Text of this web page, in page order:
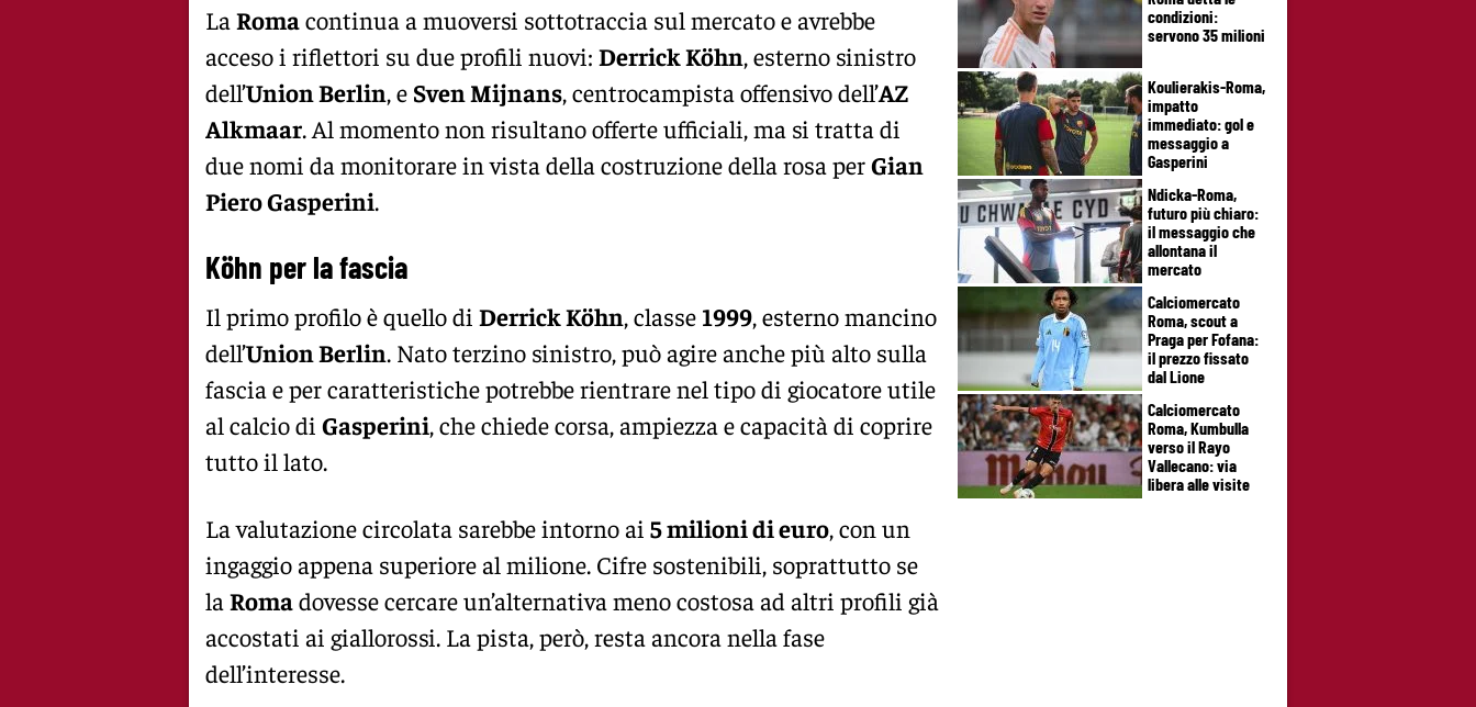
La Romacontinua a muoversi sottotraccia sul mercato e avrebbe
acceso i riflettori su due profili nuovi: Derrick Köhn, esterno sinistro
dell’Union Berlin, e Sven Mijnans, centrocampista offensivo dell’AZ
Alkmaar. Al momento non risultano offerte ufficiali, ma si tratta di
due nomi da monitorare in vista della costruzione della rosa perGian
Piero Gasperini.
Köhn per la fascia
Il primo profilo è quello di Derrick Köhn, classe 1999, esterno mancino
dell’Union Berlin. Nato terzino sinistro, può agire anche più alto sulla
fascia e per caratteristiche potrebbe rientrare nel tipo di giocatore utile
al calcio di Gasperini, che chiede corsa, ampiezza e capacità di coprire
tutto il lato.
La valutazione circolata sarebbe intorno ai 5 milioni di euro, con un
ingaggio appena superiore al milione. Cifre sostenibili, soprattutto se
la Romadovesse cercare un’alternativa meno costosa ad altri profili già
accostati ai giallorossi. La pista, però, resta ancora nella fase
dell’interesse.
condizioni:
servono 35 milioni
Koulierakis-Roma,
impatto
immediato: gol e
messaggio a
Gasperini
Ndicka-Roma,
futuro più chiaro:
il messaggio che
allontana il
mercato
Calciomercato
Roma, scout a
Praga per Fofana:
il prezzo fissato
dal Lione
Calciomercato
Roma, Kumbulla
verso il Rayo
Vallecano: via
libera alle visite